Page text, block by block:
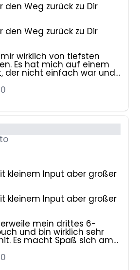
den Weg zurück zu Dir
den Weg zurück zu Dir
wirklich von tiefsten
Es hat mich auf einem
der nicht einfach war und
mir selbst geleitet. Ich
jedem empfehlen, der sich
möchte, die positiven
zu sehen.
0
kleinem Input aber großer
kleinem Input aber großer
mein drittes 6-
und bin wirklich sehr
Es macht Spaß sich am
Minuten Zeit für sich zu
und mal in sein
Ich kann es wirklich nur
0